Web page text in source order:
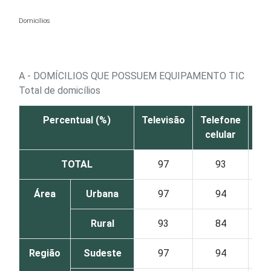
Domicílios
A - DOMÍCILIOS QUE POSSUEM EQUIPAMENTO TIC
Total de domicílios
Percentual (%) Televisão
Telefone
celular
TOTAL 97 93
Área Urbana 97 94
Rural 93 84
Região Sudeste 97 94